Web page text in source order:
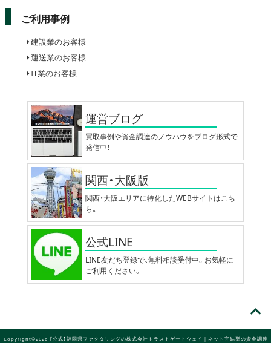
ご利用事例
建設業のお客様
運送業のお客様
IT業のお客様
運営ブログ
買取事例や資金調達のノウハウをブログ形式で
発信中！
関西・大阪版
関西・大阪エリアに特化したWEBサイトはこち
ら。
公式LINE
LINE友だち登録で、無料相談受付中。お気軽に
ご利用ください。
Copyright©2026 【公式】福岡県ファクタリングの株式会社トラストゲートウェイ｜ネット完結型の資金調達